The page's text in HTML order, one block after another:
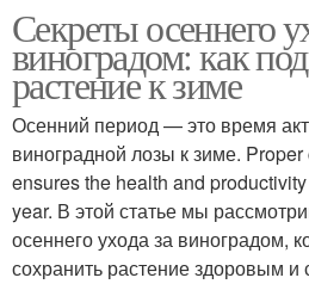
Секреты осеннего
виноградом: как
растение к зиме
Осенний период — это время
виноградной лозы к зиме.
ensures the health and
year. В этой статье мы
осеннего ухода за виноградом,
сохранить растение здоровым и